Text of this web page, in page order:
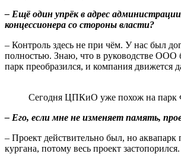
– Ещё один упрёк в адрес
концессионера со стороны власти?
– Контроль здесь не при чём. У нас был
полностью. Знаю, что в руководстве ООО
парк преобразился, и компания движется
Сегодня ЦПКиО уже похож на парк
– Его, если мне не изменяет память,
– Проект действительно был, но аквапарк
кургана, потому весь проект